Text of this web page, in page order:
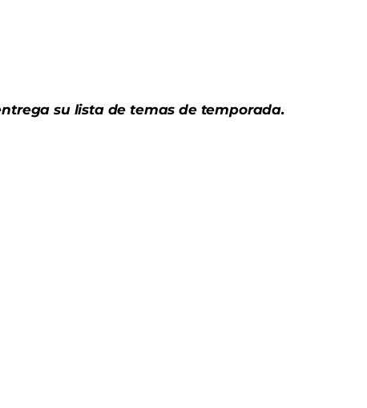
su lista de temas de temporada.